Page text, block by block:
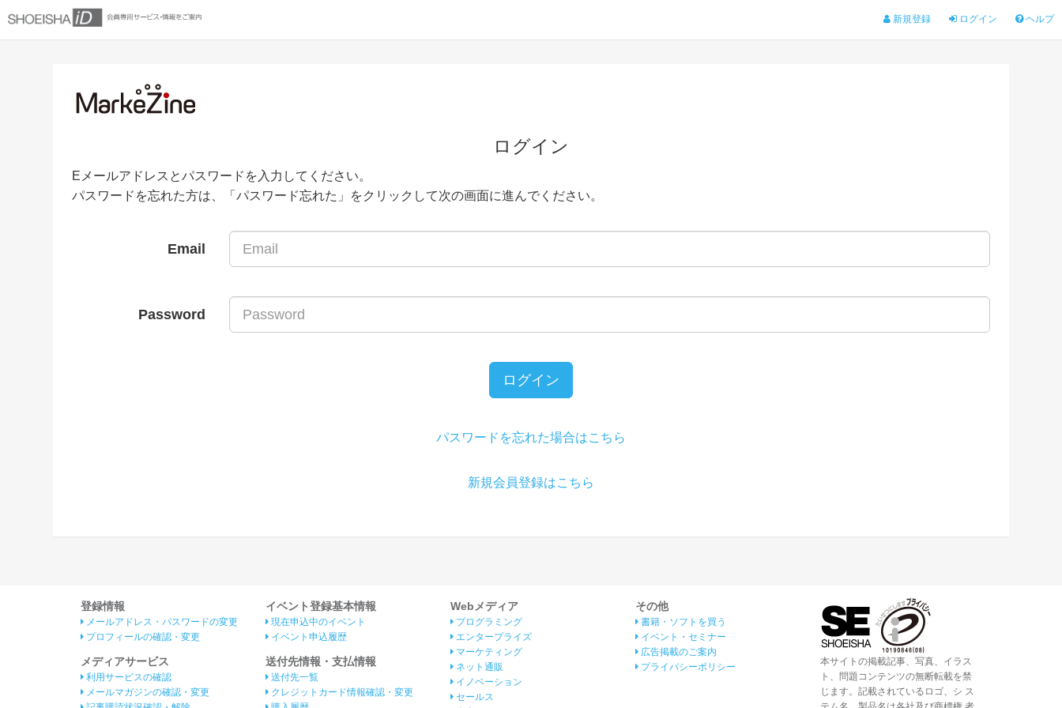
新規登録 ログイン ヘルプ
ログイン
Eメールアドレスとパスワードを入力してください。
パスワードを忘れた方は、「パスワード忘れた」をクリックして次の画面に進んでください。
Email
Password
ログイン
パスワードを忘れた場合はこちら
新規会員登録はこちら
登録情報
メールアドレス・パスワードの変更
プロフィールの確認・変更
メディアサービス
利用サービスの確認
メールマガジンの確認・変更
イベント登録基本情報
現在申込中のイベント
イベント申込履歴
送付先情報・支払情報
送付先一覧
クレジットカード情報確認・変更
Webメディア
プログラミング
エンタープライズ
マーケティング
ネット通販
イノベーション
セールス
その他
書籍・ソフトを買う
イベント・セミナー
広告掲載のご案内
プライバシーポリシー
本サイトの掲載記事、写真、イラス
ト、問題コンテンツの無断転載を禁
じます。記載されているロゴ、シ ス